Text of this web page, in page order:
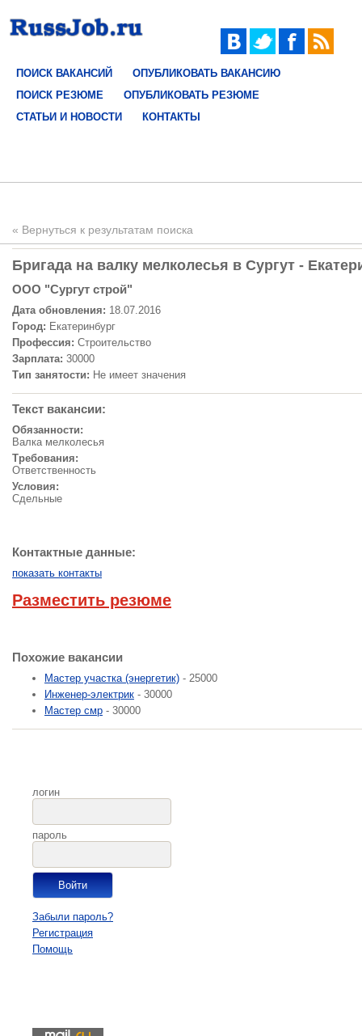
ПОИСК ВАКАНСИЙ
ОПУБЛИКОВАТЬ ВАКАНСИЮ
ПОИСК РЕЗЮМЕ
ОПУБЛИКОВАТЬ РЕЗЮМЕ
СТАТЬИ И НОВОСТИ
КОНТАКТЫ
« Вернуться к результатам поиска
Бригада на валку мелколесья в Сургут -
ООО "Сургут строй"
Дата обновления: 18.07.2016
Город: Екатеринбург
Профессия: Строительство
Зарплата: 30000
Тип занятости: Не имеет значения
Текст вакансии:
Обязанности:
Валка мелколесья
Требования:
Ответственность
Условия:
Сдельные
Контактные данные:
показать контакты
Разместить резюме
Похожие вакансии
Мастер участка (энергетик) - 25000
Инженер-электрик - 30000
Мастер смр - 30000
логин
пароль
Забыли пароль?
Регистрация
Помощь